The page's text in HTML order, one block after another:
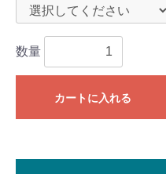
数量
カートに入れる